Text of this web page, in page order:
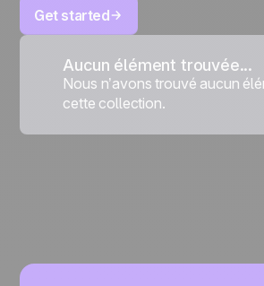
Get started
Aucun élément trouvée...
Nous n’avons trouvé aucun
cette collection.